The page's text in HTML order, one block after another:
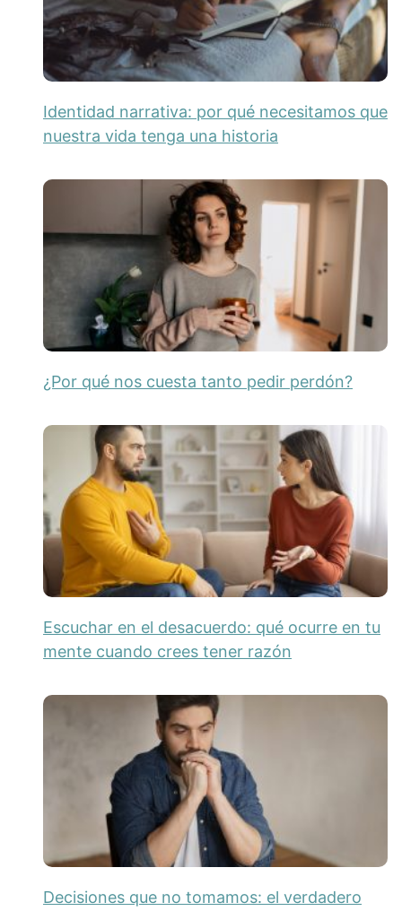
Identidad narrativa: por qué necesitamos que
nuestra vida tenga una historia
¿Por qué nos cuesta tanto pedir perdón?
Escuchar en el desacuerdo: qué ocurre en tu
mente cuando crees tener razón
Decisiones que no tomamos: el verdadero